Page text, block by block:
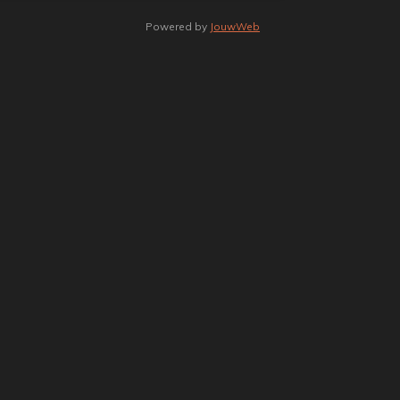
Powered by JouwWeb